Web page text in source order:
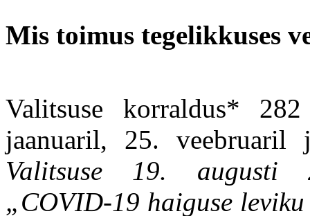
Mis toimus tegelikkuses
Valitsuse korraldus*
jaanuaril, 25.
Valitsuse 19.
„COVID-19 haiguse leviku